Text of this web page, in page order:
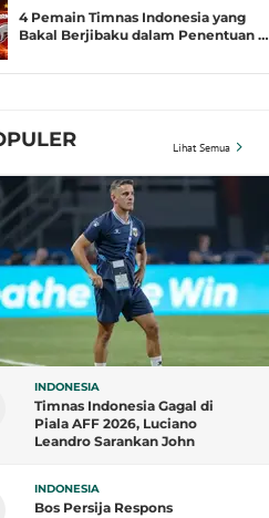
4 Pemain Timnas Indonesia yang
Bakal Berjibaku dalam Penentuan …
Lihat Semua
INDONESIA
Timnas Indonesia Gagal di
Piala AFF 2026, Luciano
Leandro Sarankan John
INDONESIA
Bos Persija Respons